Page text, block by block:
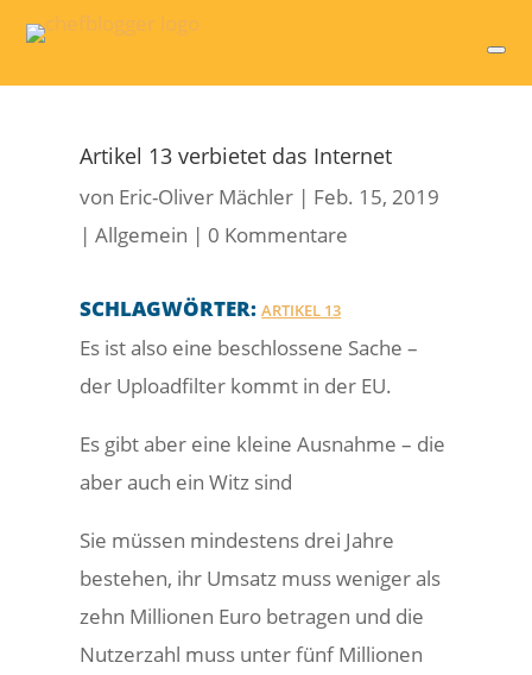
Artikel 13 verbietet das Internet
von Eric-Oliver Mächler | Feb. 15, 2019
|Allgemein | 0 Kommentare
SCHLAGWÖRTER:ARTIKEL 13
Es ist also eine beschlossene Sache –
der Uploadfilter kommt in der EU.
Es gibt aber eine kleine Ausnahme – die
aber auch ein Witz sind
Sie müssen mindestens drei Jahre
bestehen, ihr Umsatz muss weniger als
zehn Millionen Euro betragen und die
Nutzerzahl muss unter fünf Millionen